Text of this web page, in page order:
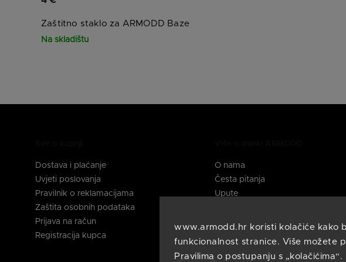
www.armodd.hr koristi kolačiće kako
funkcionalnost stranice. Više možete
Pravilima o postupanju s „kolačićima“.
Zaštitno staklo za ARMODD Baze
Na skladištu
Dostava i plaćanje
Uvjeti poslovanja
Pravilnik o reklamacijama
Zaštita osobnih podataka
Prijava na račun
Registracija kupca
O nama
Česta pitanja
Upute
Pratite nas na društvenim